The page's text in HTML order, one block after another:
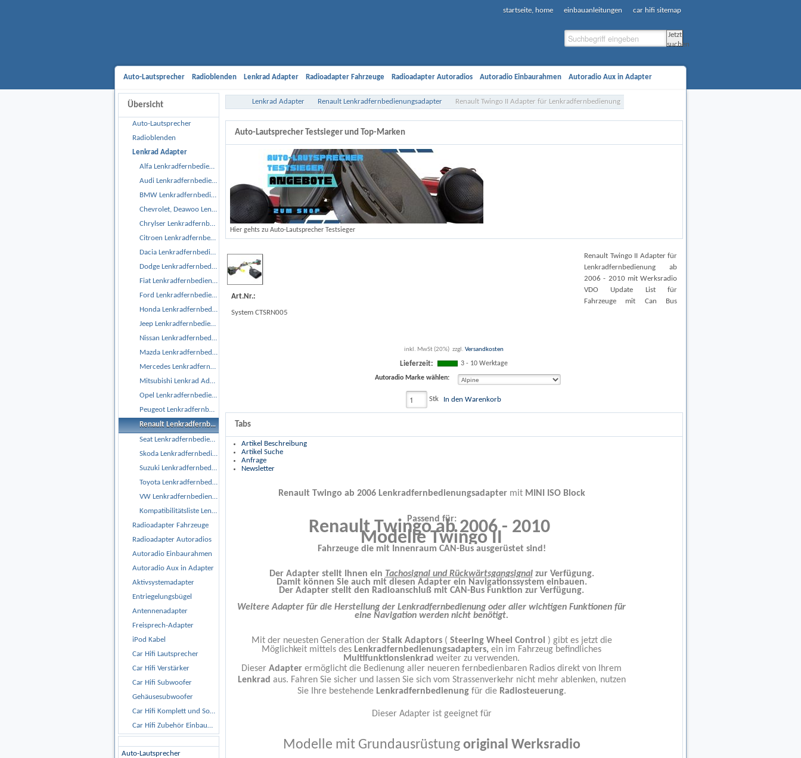
startseite, home einbauanleitungen car hifi sitemap
Auto-Lautsprecher Radioblenden Lenkrad Adapter Radioadapter Fahrzeuge Radioadapter Autoradios Autoradio Einbaurahmen Autoradio Aux in Adapter
Aktivsystemadapter Entriegelungsbügel Antennenadapter Freisprech-Adapter iPod Kabel Car Hifi Lautsprecher Car Hifi Verstärker Car Hifi Subwoofer
Car Hifi Komplett und Sonderangebote Car Hifi Zubehör Einbaumaterial Versandkosten Kundeninfo Newsletter Suche News
Jetzt
suchen
Übersicht
Auto-Lautsprecher
Radioblenden
Lenkrad Adapter
Alfa Lenkradfernbedienungsadapter
Audi Lenkradfernbedienungsadapter
BMW Lenkradfernbedienungsadapter
Chevrolet, Deawoo Lenkradfernbedienungsadapter
Chrylser Lenkradfernbedienungsadapter
Citroen Lenkradfernbedienungsadapter
Dacia Lenkradfernbedienungsadapter
Dodge Lenkradfernbedienungsadapter
Fiat Lenkradfernbedienungsadapter
Ford Lenkradfernbedienungsadapter
Honda Lenkradfernbedienungsadapter
Jeep Lenkradfernbedienungsadapter
Nissan Lenkradfernbedienungsadapter
Mazda Lenkradfernbedienungsadapter
Mercedes Lenkradfernbedienungsadapter
Mitsubishi Lenkrad Adapter
Opel Lenkradfernbedienungsadapter
Peugeot Lenkradfernbedienungsadapter
Renault Lenkradfernbedienungsadapter
Seat Lenkradfernbedienungsadapter
Skoda Lenkradfernbedienungsadapter
Suzuki Lenkradfernbedienungsadapter
Toyota Lenkradfernbedienungsadapter
VW Lenkradfernbedienungsadapter
Kompatibilitätsliste Lenkrad Adapter
Radioadapter Fahrzeuge
Radioadapter Autoradios
Autoradio Einbaurahmen
Autoradio Aux in Adapter
Aktivsystemadapter
Entriegelungsbügel
Antennenadapter
Freisprech-Adapter
iPod Kabel
Car Hifi Lautsprecher
Car Hifi Verstärker
Car Hifi Subwoofer
Gehäusesubwoofer
Car Hifi Komplett und Sonderangebote
Car Hifi Zubehör Einbaumaterial
Auto-Lautsprecher
Lenkrad Adapter Renault Lenkradfernbedienungsadapter Renault Twingo II Adapter für Lenkradfernbedienung
Auto-Lautsprecher Testsieger und Top-Marken
Hier gehts zu Auto-Lautsprecher Testsieger
Art.Nr.:
Renault Twingo II Adapter für
Lenkradfernbedienung ab
2006 - 2010 mit Werksradio
VDO Update List für
Fahrzeuge mit Can Bus
System CTSRN005
inkl. MwSt (20%) zzgl. Versandkosten
Lieferzeit: 3 - 10 Werktage
Autoradio Marke wählen:
Stk In den Warenkorb
Tabs
Artikel Beschreibung
Artikel Suche
Anfrage
Newsletter
Renault Twingo ab 2006 Lenkradfernbedienungsadaptermit MINI ISO Block
Passend für:
Renault Twingo ab 2006 - 2010
ModelleTwingo II
Fahrzeuge die mit Innenraum CAN-Bus ausgerüstet sind!
Der Adapter stellt Ihnen ein Tachosignal und Rückwärtsgangsignalzur Verfügung.
Damit können Sie auch mit diesen Adapter ein Navigationssystem einbauen.
Der Adapter stellt den Radioanschluß mit CAN-Bus Funktion zur Verfügung.
Weitere Adapter für die Herstellung der Lenkradfernbedienung oder aller wichtigen Funktionen für
eine Navigation werden nicht benötigt.
Mit der neuesten Generation der Stalk Adaptors( Steering Wheel Control
) gibt es jetzt die
Möglichkeit mittels des Lenkradfernbedienungsadapters, ein im Fahrzeug befindliches
Multifunktionslenkrad weiter zu verwenden.
Dieser Adapter ermöglicht die Bedienung aller neueren fernbedienbaren Radios direkt von Ihrem
Lenkrad aus. Fahren Sie sicher und lassen Sie sich vom Strassenverkehr nicht mehr ablenken, nutzen
Sie Ihre bestehende Lenkradfernbedienungfür die Radiosteuerung.
Dieser Adapter ist geeignet für
Modelle mit Grundausrüstung original Werksradio